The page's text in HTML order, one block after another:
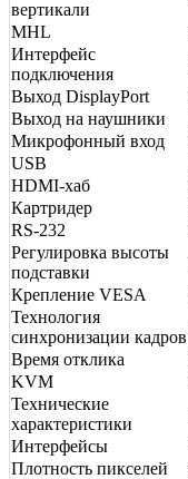
вертикали
MHL
Интерфейс
подключения
Выход DisplayPort
Выход на наушники
Микрофонный вход
USB
HDMI-хаб
Картридер
RS-232
Регулировка высоты
подставки
Крепление VESA
Технология
синхронизации кадров
Время отклика
KVM
Технические
характеристики
Интерфейсы
Плотность пикселей